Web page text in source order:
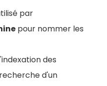
par
pour nommer les
des
d'un